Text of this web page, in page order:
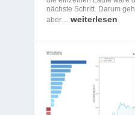
nächste Schritt. Darum
aber…weiterlesen